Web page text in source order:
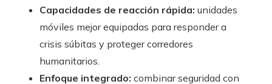
Capacidades de reacción rápida: unidades
móviles mejor equipadas para responder a
crisis súbitas y proteger corredores
humanitarios.
Enfoque integrado: combinar seguridad con